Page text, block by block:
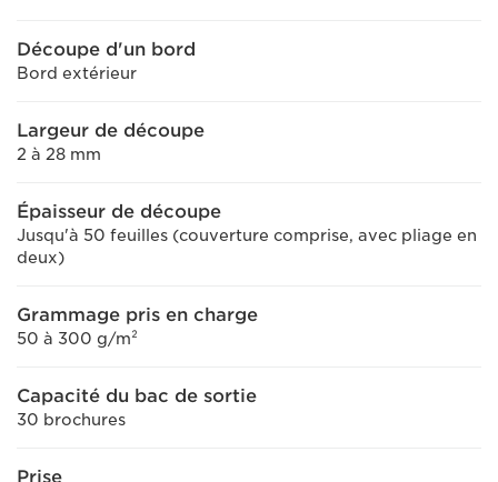
Découpe d'un bord
Bord extérieur
Largeur de découpe
2 à 28 mm
Épaisseur de découpe
Jusqu'à 50 feuilles (couverture comprise, avec pliage en
deux)
Grammage pris en charge
50 à 300 g/m²
Capacité du bac de sortie
30 brochures
Prise